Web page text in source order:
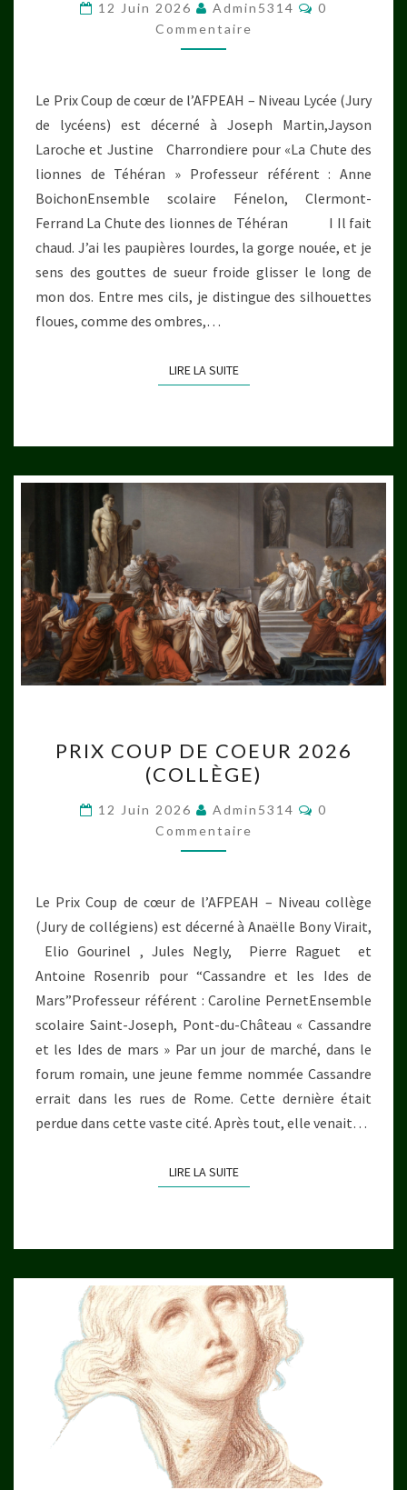
CŒUR
2026
(LYCÉE)
12 Juin 2026 Admin5314
0
Commentaire
Le Prix Coup de cœur de l’AFPEAH – Niveau Lycée (Jury
de lycéens) est décerné à Joseph Martin,Jayson
Laroche et Justine Charrondiere pour «La Chute des
lionnes de Téhéran » Professeur référent : Anne
BoichonEnsemble scolaire Fénelon, Clermont-
Ferrand La Chute des lionnes de Téhéran I Il fait
chaud. J’ai les paupières lourdes, la gorge nouée, et je
sens des gouttes de sueur froide glisser le long de
mon dos. Entre mes cils, je distingue des silhouettes
floues, comme des ombres,…
LIRE LA SUITELIRE LA SUITE
COUP
DE
COEUR
2026
(COLLÈGE)
PRIX COUP DE COEUR 2026
(COLLÈGE)
12 Juin 2026 Admin5314
0
Commentaire
Le Prix Coup de cœur de l’AFPEAH – Niveau collège
(Jury de collégiens) est décerné à Anaëlle Bony Virait,
Elio Gourinel , Jules Negly, Pierre Raguet et
Antoine Rosenrib pour “Cassandre et les Ides de
Mars”Professeur référent : Caroline PernetEnsemble
scolaire Saint-Joseph, Pont-du-Château « Cassandre
et les Ides de mars » Par un jour de marché, dans le
forum romain, une jeune femme nommée Cassandre
errait dans les rues de Rome. Cette dernière était
perdue dans cette vaste cité. Après tout, elle venait…
LIRE LA SUITELIRE LA SUITE